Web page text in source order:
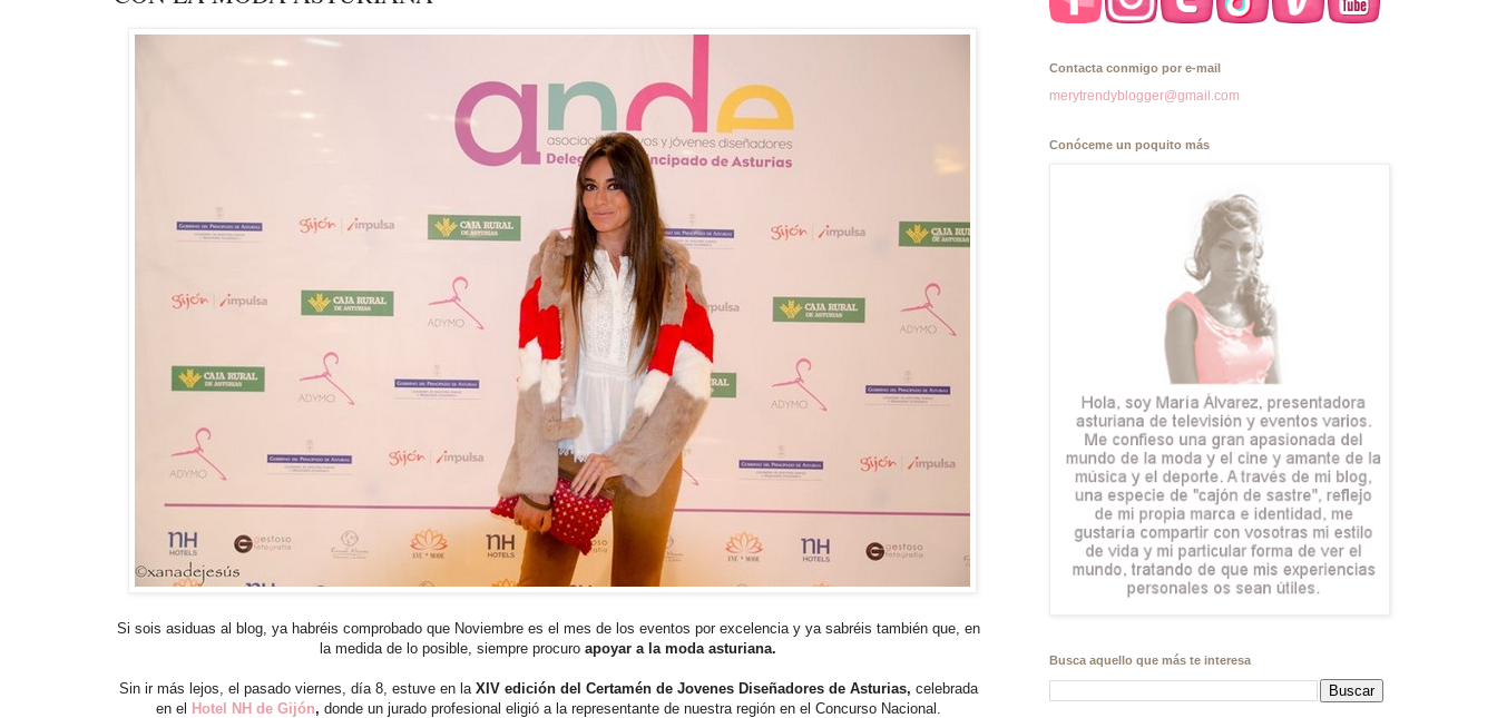
Si sois asiduas al blog, ya habréis comprobado que Noviembre es el mes de los eventos por excelencia y ya sabréis también que, en
la medida de lo posible, siempre procuro apoyar a la moda asturiana.
Sin ir más lejos, el pasado viernes, día 8, estuve en laXIV edición del Certamén de Jovenes Diseñadores de Asturias, celebrada
en el Hotel NH de Gijón, donde un jurado profesional eligió a la representante de nuestra región en el Concurso Nacional.
Contacta conmigo por e-mail
merytrendyblogger@gmail.com
Conóceme un poquito más
Busca aquello que más te interesa